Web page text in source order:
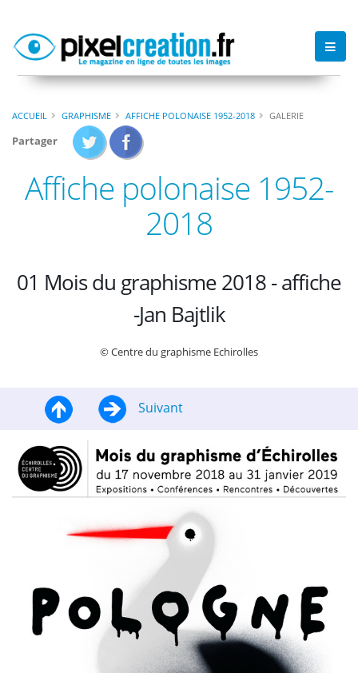
ACCUEIL GRAPHISME AFFICHE POLONAISE 1952-2018 GALERIE
Partager
Affiche polonaise 1952-
2018
01 Mois du graphisme 2018 - affiche
-Jan Bajtlik
© Centre du graphisme Echirolles
Suivant